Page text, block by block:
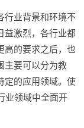
行业背景和环境不
益激烈，各行业都
高的要求之后，也
主要可以分为教
定的应用领域。使
业领域中全面开